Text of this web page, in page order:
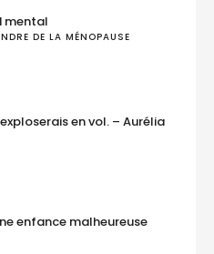
mental
DE LA MÉNOPAUSE
en vol. – Aurélia
enfance malheureuse